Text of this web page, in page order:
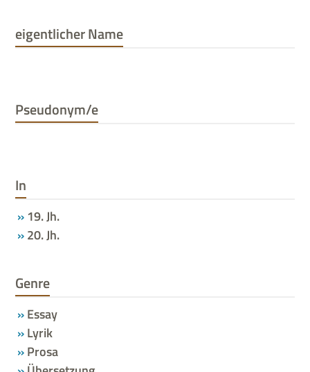
eigentlicher Name
Pseudonym/e
In
19. Jh.
20. Jh.
Genre
Essay
Lyrik
Prosa